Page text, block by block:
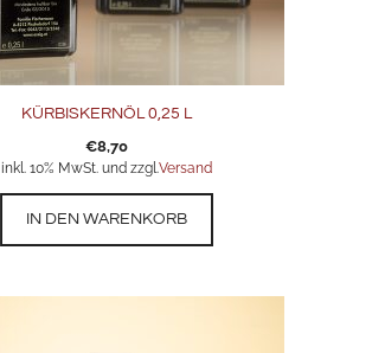
KÜRBISKERNÖL 0,25 L
€8,70
inkl. 10% MwSt. und zzgl.Versand
IN DEN WARENKORB